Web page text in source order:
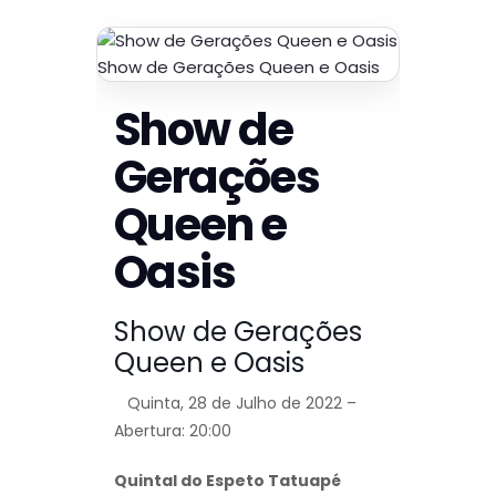
Show de Gerações Queen e Oasis
Show de
Gerações
Queen e
Oasis
Show de Gerações
Queen e Oasis
Quinta, 28 de Julho de 2022 –
Abertura: 20:00
Quintal do Espeto Tatuapé